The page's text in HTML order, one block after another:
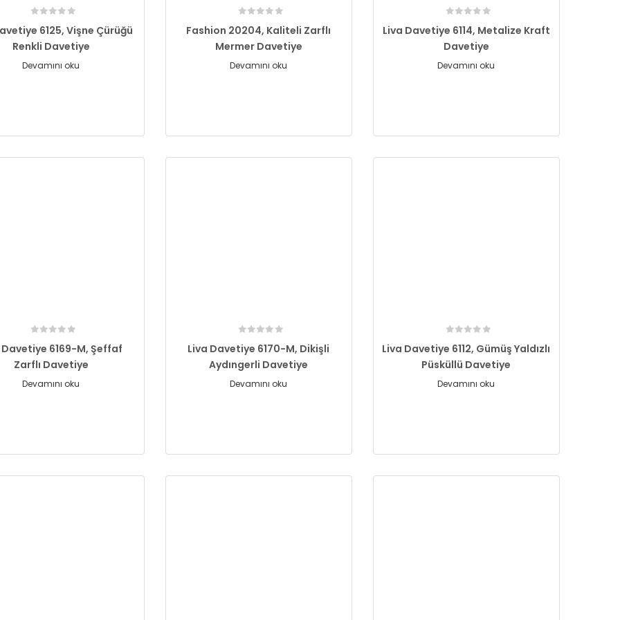
6125, Vişne Çürüğü
Renkli Davetiye
Devamını oku
Fashion 20204, Kaliteli Zarflı
Mermer Davetiye
Devamını oku
Liva Davetiye 6114, Metalize Kraft
Davetiye
Devamını oku
Davetiye 6169-M, Şeffaf
Zarflı Davetiye
Devamını oku
Liva Davetiye 6170-M, Dikişli
Aydıngerli Davetiye
Devamını oku
Liva Davetiye 6112, Gümüş Yaldızlı
Püsküllü Davetiye
Devamını oku